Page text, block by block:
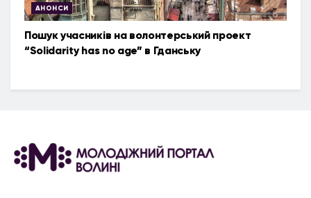
АНОНСИ
Пошук учасників на волонтерський проект
“Solidarity has no age” в Гданську